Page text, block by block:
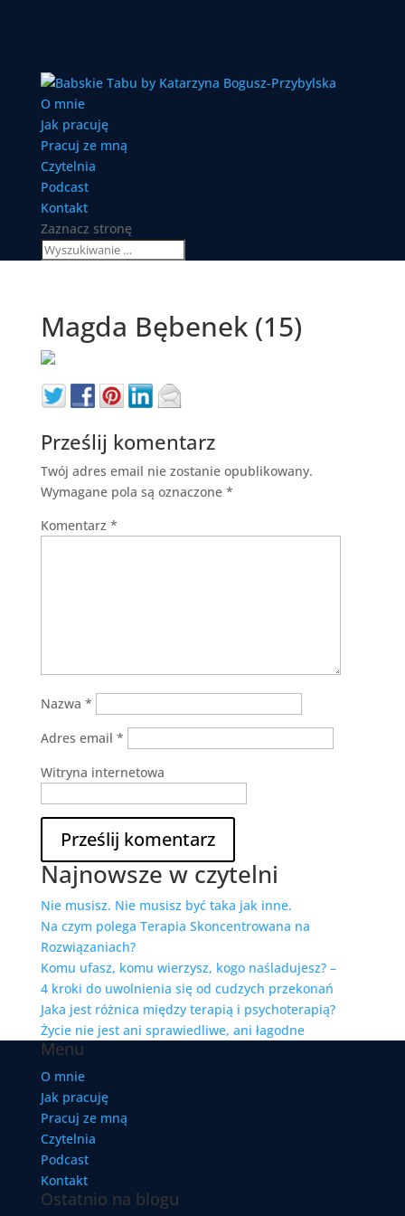
O mnie
Jak pracuję
Pracuj ze mną
Czytelnia
Podcast
Kontakt
Zaznacz stronę
Magda Bębenek (15)
Prześlij komentarz
Twój adres email nie zostanie opublikowany.
Wymagane pola są oznaczone *
Komentarz *
Nazwa *
Adres email *
Witryna internetowa
Najnowsze w czytelni
Nie musisz. Nie musisz być taka jak inne.
Na czym polega Terapia Skoncentrowana na
Rozwiązaniach?
Komu ufasz, komu wierzysz, kogo naśladujesz? –
4 kroki do uwolnienia się od cudzych przekonań
Jaka jest różnica między terapią i psychoterapią?
Życie nie jest ani sprawiedliwe, ani łagodne
Menu
O mnie
Jak pracuję
Pracuj ze mną
Czytelnia
Podcast
Kontakt
Ostatnio na blogu